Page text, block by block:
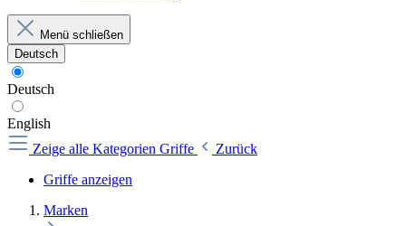
Menü schließen
Deutsch
Deutsch
English
Zeige alle Kategorien Griffe
Zurück
Griffe anzeigen
Marken